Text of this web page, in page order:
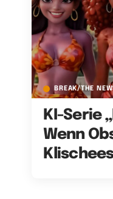
BREAK/THE
KI-Serie
Wenn